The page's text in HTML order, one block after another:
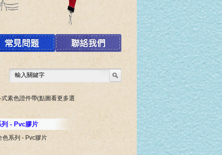
式素色證件帶(點圖看更多選
列 - Pvc膠片
色系列 - Pvc膠片